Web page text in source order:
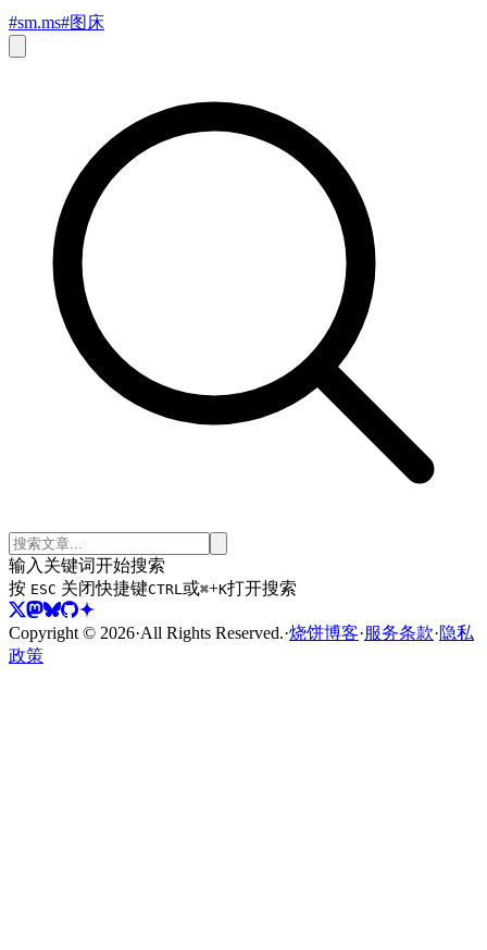
#sm.ms#图床
输入关键词开始搜索
按 ESC 关闭快捷键CTRL 或⌘+K打开搜索
Copyright © 2026·All Rights Reserved.·烧饼博客·服务条款·隐私
政策